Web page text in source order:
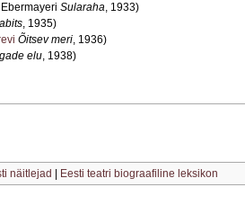
Sularaha, 1933)
, 1935)
Õitsev meri, 1936)
elu, 1938)
näitlejad Eesti teatri biograafiline leksikon